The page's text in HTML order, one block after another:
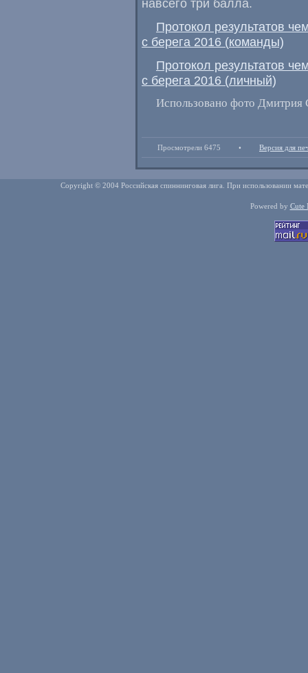
навсего три балла.
Протокол результатов
с берега 2016 (команды)
Протокол результатов
с берега 2016 (личный)
Использовано фото Дмитрия
Просмотрели 6475 • Версия для
Copyright © 2004 Российская спиннинговая лига. При использовании
Powered by Cute